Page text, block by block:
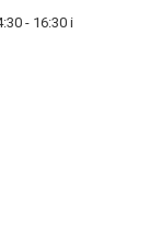
- 16:30 i